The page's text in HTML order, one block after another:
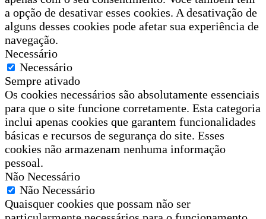
a opção de desativar esses cookies. A desativação de
alguns desses cookies pode afetar sua experiência de
navegação.
Necessário
Necessário
Sempre ativado
Os cookies necessários são absolutamente essenciais
para que o site funcione corretamente. Esta categoria
inclui apenas cookies que garantem funcionalidades
básicas e recursos de segurança do site. Esses
cookies não armazenam nenhuma informação
pessoal.
Não Necessário
Não Necessário
Quaisquer cookies que possam não ser